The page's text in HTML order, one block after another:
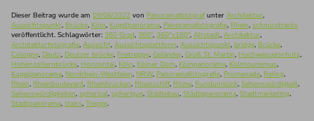
Dieser Beitrag wurde am 09/06/2022 von Panoramafotografunter Architektur,
Aussichtspunkt, Brücke, Köln, Kugelpanorama, Panoramafotografie, Rhein, schnurstracks
veröffentlicht. Schlagwörter: 360 Grad, 360°, 360°x180°, Altstadt, Architektur,
Architekturfotografie, Aussicht, Aussichtsplattform, Aussichtspunkt, bridge, Brücke,
Cologne, Deutz, Deutzer brücke, Freitreppe, Geländer, Groß St. Martin, Hochwasserschutz,
Hohenzollernbrücke, Horizontal, Köln, Kölner Dom, Kölnpanorama, Kölntourismus,
Kugelpanorama, Nordrhein-Westfalen, NRW, Panoramafotografie, Promenade, Reling,
Rhein, Rheinboulevard, Rheinbrücken, Rheinschiff, Rhine, Rundumblick, Sehenswürdigkeit,
Sehenswürdigkeiten, spherical, spherique, Städtebau, Städtepanorama, Stadtmarketing,
Stadtpanorama, stairs, Treppe.